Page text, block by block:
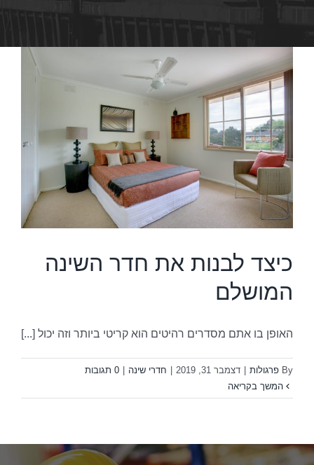
כיצד לבנות את חדר השינה
המושלם
האופן בו אתם מסדרים רהיטים הוא קריטי ביותר וזה יכול [...]
By פרגולות | דצמבר 31, 2019 | חדרי שינה | 0 תגובות
המשך בקריאה